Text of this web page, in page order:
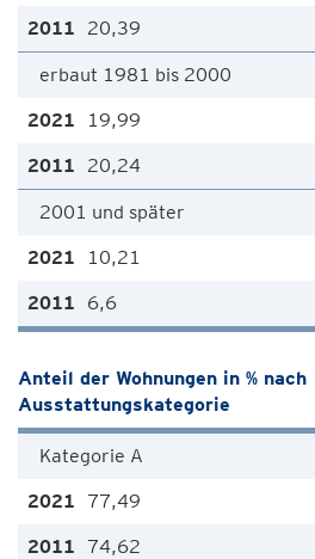
20,39
erbaut 1981 bis 2000
19,99
20,24
2001 und später
10,21
6,6
Anteil der Wohnungen in % nach
Ausstattungskategorie
Kategorie A
77,49
74,62